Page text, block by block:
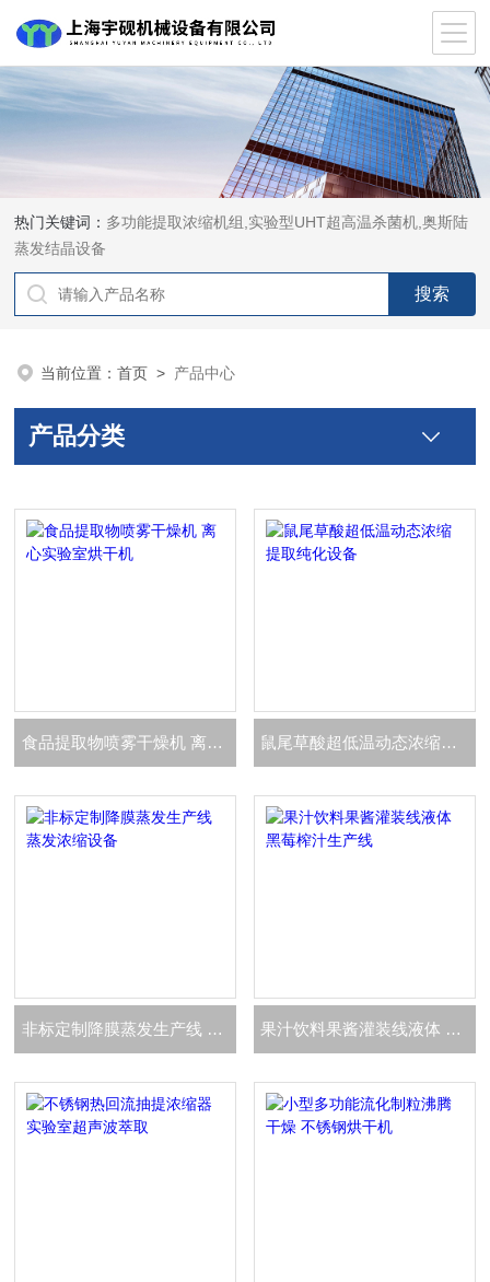
热门关键词： 多功能提取浓缩机组,实验型UHT超高温杀菌机,奥斯陆
蒸发结晶设备
当前位置：首页 > 产品中心
产品分类
食品提取物喷雾干燥机 离心实验室烘干机 鼠尾草酸超低温动态浓缩提取纯化设备
非标定制降膜蒸发生产线 蒸发浓缩设备 果汁饮料果酱灌装线液体 黑莓榨汁生产线